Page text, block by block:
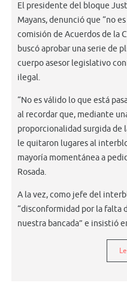
El presidente del bloque
Mayans, denunció que “no
comisión de Acuerdos de la
buscó aprobar una serie de
cuerpo asesor legislativo
ilegal.
“No es válido lo que está
al recordar que, mediante
proporcionalidad surgida de
le quitaron lugares al
mayoría momentánea a
Rosada.
A la vez, como jefe del
“disconformidad por la falta
nuestra bancada” e insistió